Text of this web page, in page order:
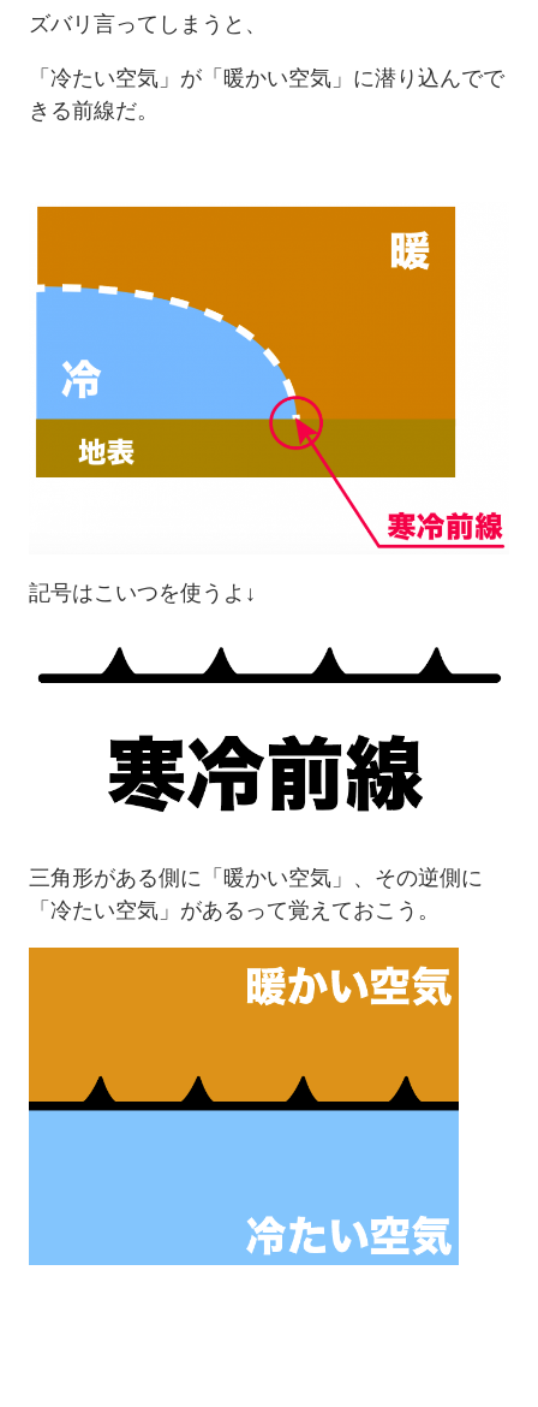
ズバリ言ってしまうと、
「冷たい空気」が「暖かい空気」に潜り込んでで
きる前線だ。
記号はこいつを使うよ↓
三角形がある側に「暖かい空気」、その逆側に
「冷たい空気」があるって覚えておこう。